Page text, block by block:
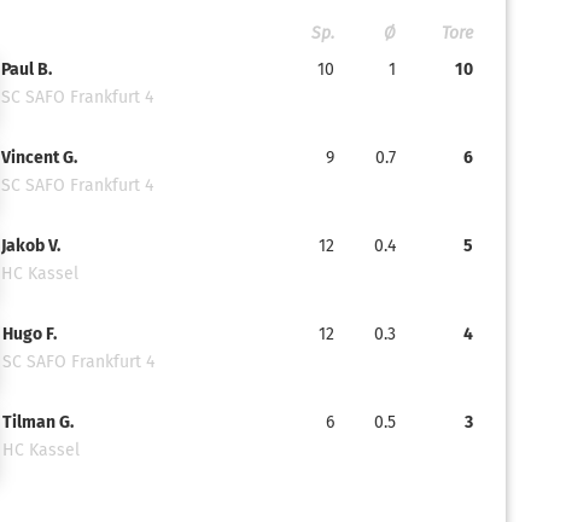
Sp. Ø
Tore
Paul B.
SC SAFO Frankfurt 4
10 1 10
Vincent G.
SC SAFO Frankfurt 4
9 0.7 6
Jakob V.
HC Kassel
12 0.4 5
Hugo F.
SC SAFO Frankfurt 4
12 0.3 4
Tilman G.
HC Kassel
6 0.5 3